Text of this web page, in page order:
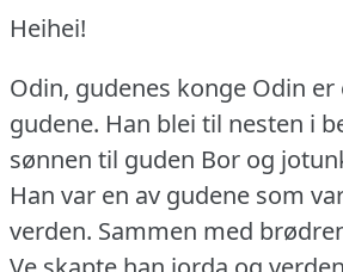
Heihei!
Odin, gudenes konge Odin er
gudene. Han blei til nesten i
sønnen til guden Bor og
Han var en av gudene som
verden. Sammen med